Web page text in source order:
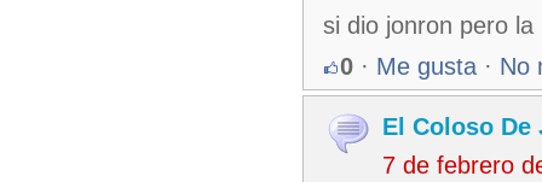
si dio jonron pero
0 · Me gusta · No
El Coloso De
7 de febrero